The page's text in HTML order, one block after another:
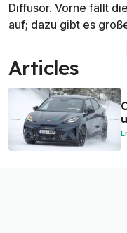
Diffusor. Vorne fällt
auf; dazu gibt es
Articles